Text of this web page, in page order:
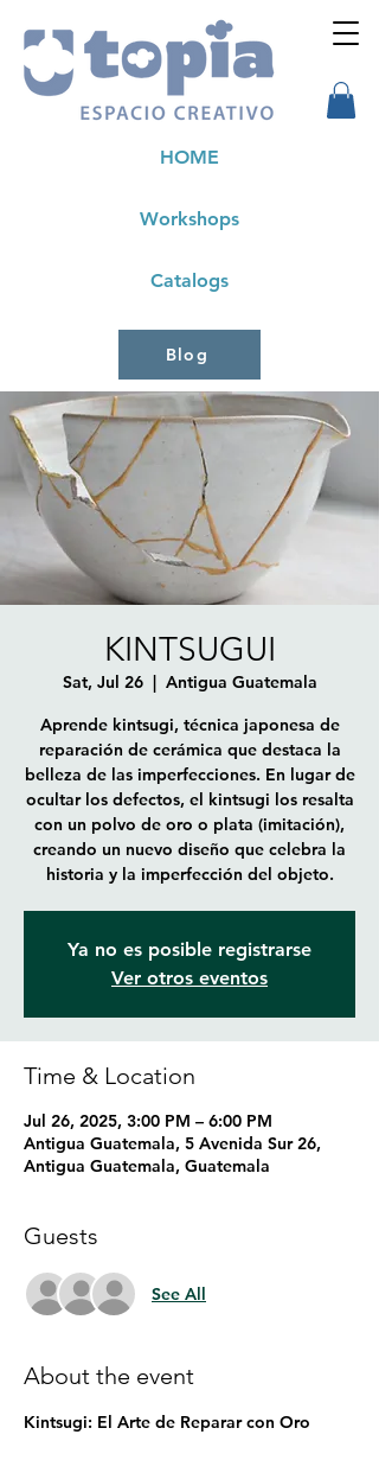
Workshops
HOME
Catalogs
Blog
KINTSUGUI
Sat, Jul 26
  |
Antigua Guatemala
Aprende kintsugi, técnica japonesa de
reparación de cerámica que destaca la
belleza de las imperfecciones. En lugar de
ocultar los defectos, el kintsugi los resalta
con un polvo de oro o plata (imitación),
creando un nuevo diseño que celebra la
historia y la imperfección del objeto.
Ya no es posible registrarse
Ver otros eventos
Time & Location
Jul 26, 2025, 3:00 PM – 6:00 PM
Antigua Guatemala, 5 Avenida Sur 26,
Antigua Guatemala, Guatemala
Guests
See All
About the event
Kintsugi: El Arte de Reparar con Oro